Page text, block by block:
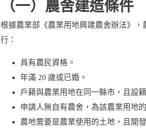
（一）農舍建造條件
根據農業部《農業用地興建農舍辦法》，
行：
具有農民資格。
年滿 20 歲或已婚。
戶籍與農業用地在同一縣市，且設
申請人無自有農舍，為該農業用地
農地需要是農業使用的土地，且開